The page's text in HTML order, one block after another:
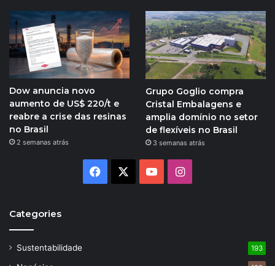
Dow anuncia novo
aumento de US$ 220/t e
reabre a crise das resinas
no Brasil
2 semanas atrás
Grupo Goglio compra
Cristal Embalagens e
amplia domínio no setor
de flexíveis no Brasil
3 semanas atrás
Facebook YouTubeInstagram
Categories
Sustentabilidade 193